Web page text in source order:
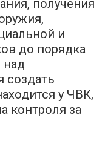
получения
и
до порядка
над
создать
у ЧВК,
контроля за